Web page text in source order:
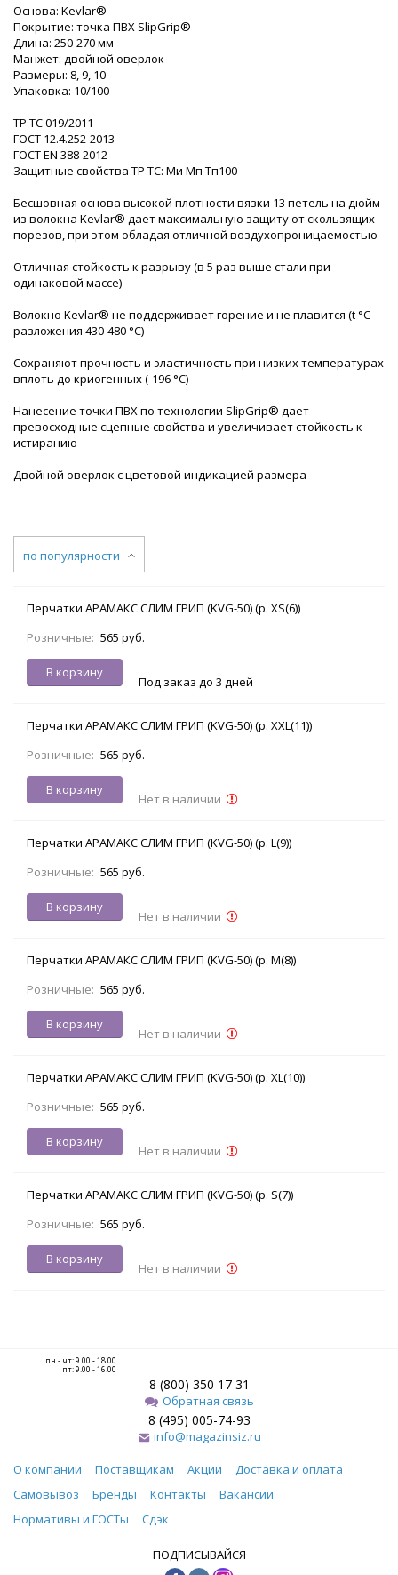
Основа: Kevlar®
Покрытие: точка ПВХ SlipGrip®
Длина: 250-270 мм
Манжет: двойной оверлок
Размеры: 8, 9, 10
Упаковка: 10/100
ТР ТС 019/2011
ГОСТ 12.4.252-2013
ГОСТ EN 388-2012
Защитные свойства ТР ТС: Ми Мп Тп100
Бесшовная основа высокой плотности вязки 13 петель на дюйм
из волокна Kevlar® дает максимальную защиту от скользящих
порезов, при этом обладая отличной воздухопроницаемостью
Отличная стойкость к разрыву (в 5 раз выше стали при
одинаковой массе)
Волокно Kevlar® не поддерживает горение и не плавится (t °C
разложения 430-480 °С)
Сохраняют прочность и эластичность при низких температурах
вплоть до криогенных (-196 °С)
Нанесение точки ПВХ по технологии SlipGrip® дает
превосходные сцепные свойства и увеличивает стойкость к
истиранию
Двойной оверлок с цветовой индикацией размера
по популярности
Перчатки АРАМАКС СЛИМ ГРИП (KVG-50) (р. XS(6))
Розничные: 565 руб.
В корзину
Под заказ до 3 дней
Перчатки АРАМАКС СЛИМ ГРИП (KVG-50) (р. XXL(11))
Розничные: 565 руб.
В корзину
Нет в наличии
Перчатки АРАМАКС СЛИМ ГРИП (KVG-50) (р. L(9))
Розничные: 565 руб.
В корзину
Нет в наличии
Перчатки АРАМАКС СЛИМ ГРИП (KVG-50) (р. M(8))
Розничные: 565 руб.
В корзину
Нет в наличии
Перчатки АРАМАКС СЛИМ ГРИП (KVG-50) (р. XL(10))
Розничные: 565 руб.
В корзину
Нет в наличии
Перчатки АРАМАКС СЛИМ ГРИП (KVG-50) (р. S(7))
Розничные: 565 руб.
В корзину
Нет в наличии
пн - чт: 9.00 - 18.00
пт: 9.00 - 16.00
8 (800) 350 17 31
Обратная связь
8 (495) 005-74-93
info@magazinsiz.ru
О компании Поставщикам Акции
Доставка и оплата
Самовывоз
Бренды Контакты
Вакансии
Нормативы и ГОСТы
Сдэк
ПОДПИСЫВАЙСЯ